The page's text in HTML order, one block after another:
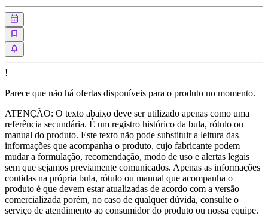
!
Parece que não há ofertas disponíveis para o produto no momento.
ATENÇÃO: O texto abaixo deve ser utilizado apenas como uma
referência secundária. É um registro histórico da bula, rótulo ou
manual do produto. Este texto não pode substituir a leitura das
informações que acompanha o produto, cujo fabricante podem
mudar a formulação, recomendação, modo de uso e alertas legais
sem que sejamos previamente comunicados. Apenas as informações
contidas na própria bula, rótulo ou manual que acompanha o
produto é que devem estar atualizadas de acordo com a versão
comercializada porém, no caso de qualquer dúvida, consulte o
serviço de atendimento ao consumidor do produto ou nossa equipe.